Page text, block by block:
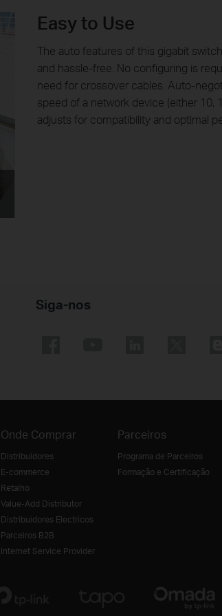
Easy to Use
The auto features of this gigabit
and hassle-free. No configuring is
need for crossover cables. Auto-
speed of a network device (either 10,
adjusts for compatibility and optimal
Siga-nos
Onde Comprar
Distribuidores
E-commerce
Retalho
Value-Add Distributor
Distribuidores Electricos
Parceiros B2B
Internet Service Provider
Parceiros
Programa de Parceiros
Formação e Certificação